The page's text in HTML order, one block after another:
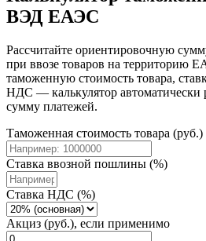
ВЭД ЕАЭС
Рассчитайте ориентировочную
при ввозе товаров на территорию
таможенную стоимость товара,
НДС — калькулятор автоматически
сумму платежей.
Таможенная стоимость товара (руб.)
Ставка ввозной пошлины (%)
Ставка НДС (%)
Акциз (руб.), если применимо